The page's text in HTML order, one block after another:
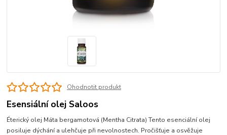
Ohodnotit produkt
Esensiální olej Saloos
Éterický olej Máta bergamotová (Mentha Citrata) Tento esenciální olej
posiluje dýchání a ulehčuje při nevolnostech. Pročišťuje a osvěžuje